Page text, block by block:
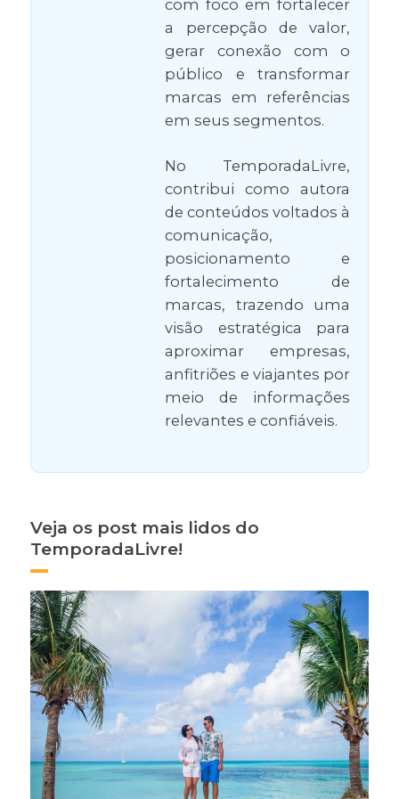
com foco em fortalecer
a percepção de valor,
gerar conexão com o
público e transformar
marcas em referências
em seus segmentos.
No TemporadaLivre,
contribui como autora
de conteúdos voltados à
comunicação,
posicionamento e
fortalecimento de
marcas, trazendo uma
visão estratégica para
aproximar empresas,
anfitriões e viajantes por
meio de informações
relevantes e confiáveis.
Veja os post mais lidos do
TemporadaLivre!